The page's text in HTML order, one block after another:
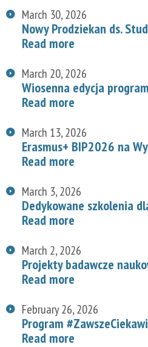
March 30, 2026
Nowy Prodziekan ds.
Read more
March 20, 2026
Wiosenna edycja
Read more
March 13, 2026
Erasmus+ BIP2026 na
Read more
March 3, 2026
Dedykowane szkolenia
Read more
March 2, 2026
Projekty badawcze
Read more
February 26, 2026
Program
Read more